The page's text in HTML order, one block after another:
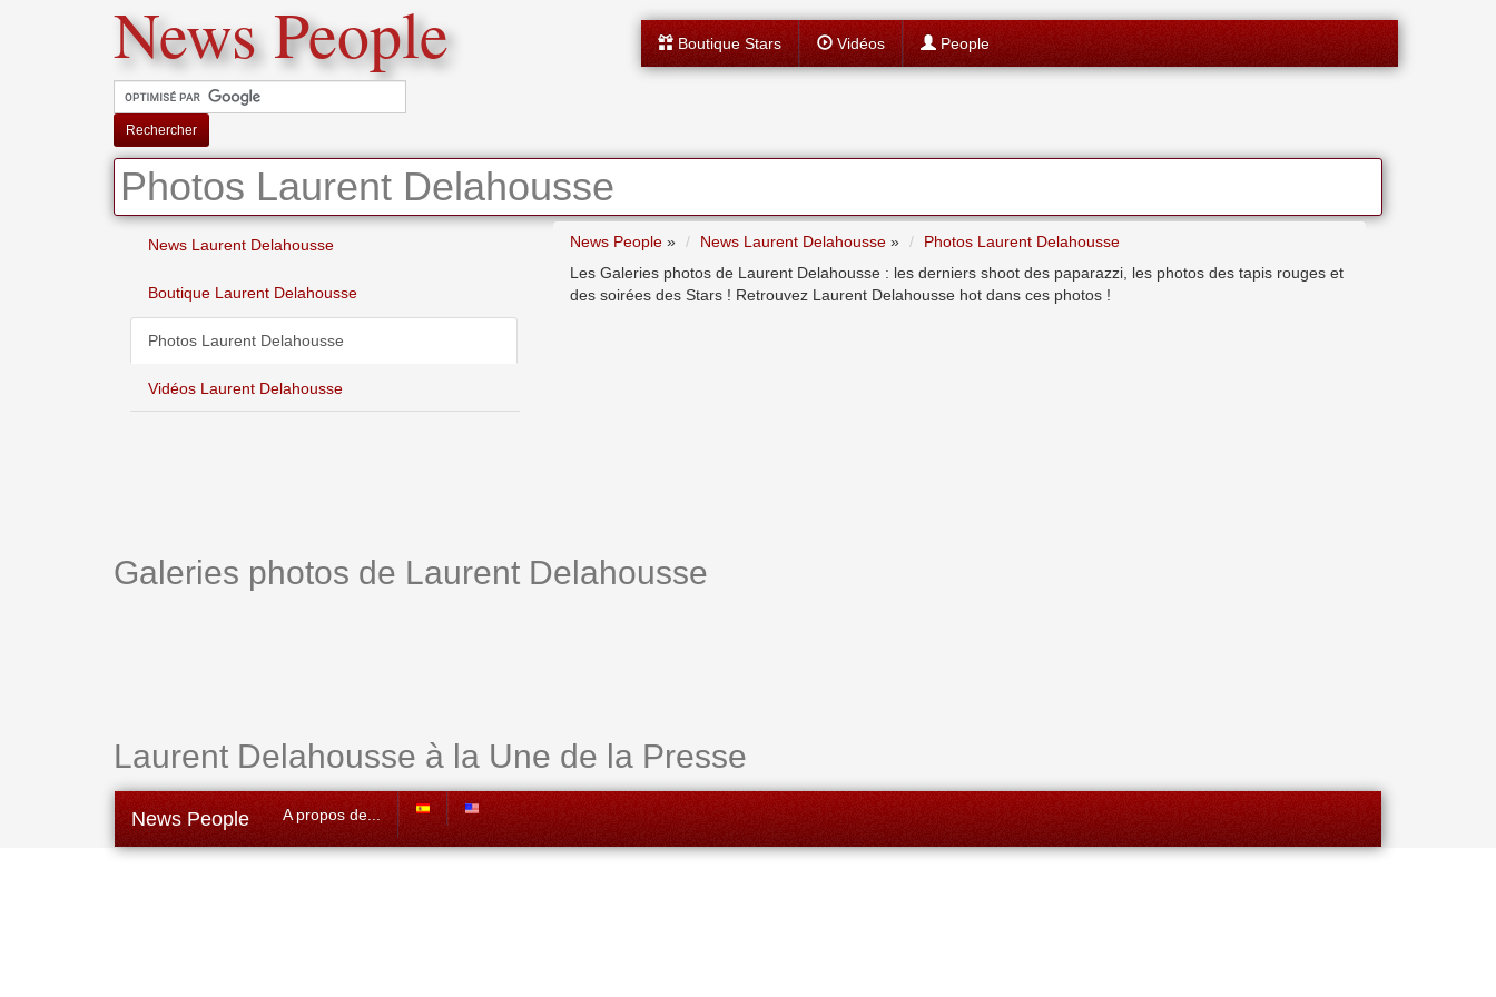
News People
Rechercher
Boutique Stars Vidéos People
Photos Laurent Delahousse
News Laurent Delahousse
Boutique Laurent Delahousse
Photos Laurent Delahousse
Vidéos Laurent Delahousse
News People » News Laurent Delahousse »
Photos Laurent Delahousse
Les Galeries photos de Laurent Delahousse : les derniers shoot des paparazzi, les photos des tapis rouges et
des soirées des Stars ! Retrouvez Laurent Delahousse hot dans ces photos !
Galeries photos de Laurent Delahousse
Laurent Delahousse à la Une de la Presse
News People A propos de...